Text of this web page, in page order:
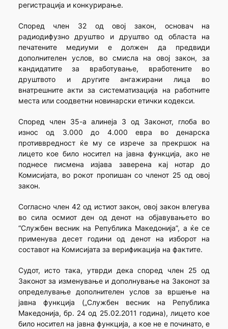
регистрација и конкурирање.
Според член 32 од овој закон, основач на
радиодифузно друштво и друштво од областа на
печатените медиуми е должен да предвиди
дополнителен услов, во смисла на овој закон, за
кандидатите за вработување, вработените во
друштвото и другите ангажирани лица во
внатрешните акти за систематизација на работните
места или соодветни новинарски етички кодекси.
Според член 35-а алинеја 3 од Законот, глоба во
износ од 3.000 до 4.000 евра во денарска
противвредност ќе му се изрече за прекршок на
лицето кое било носител на јавна функција, ако не
поднесе писмена изјава заверена кај нотар до
Комисијата, во рокот пропишан со членот 25 од овој
закон.
Согласно член 42 од истиот закон, овој закон влегува
во сила осмиот ден од денот на објавувањето во
“Службен весник на Република Македонија”, а ќе се
применува десет години од денот на изборот на
составот на Комисијата за верификација на фактите.
Судот, исто така, утврди дека според член 25 од
Законот за изменување и дополнување на Законот за
определување дополнителен услов за вршење на
јавна функција („Службен весник на Република
Македонија, бр. 24 од 25.02.2011 година), лицето кое
било носител на јавна функција, а кое не е починато, е